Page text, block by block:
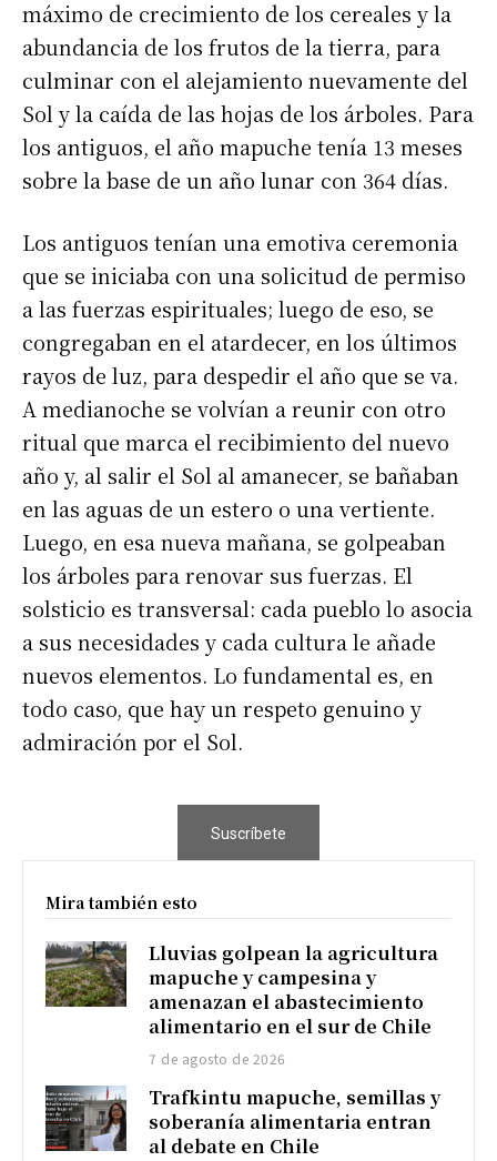
máximo de crecimiento de los cereales y la
abundancia de los frutos de la tierra, para
culminar con el alejamiento nuevamente del
Sol y la caída de las hojas de los árboles. Para
los antiguos, el año mapuche tenía 13 meses
sobre la base de un año lunar con 364 días.
Los antiguos tenían una emotiva ceremonia
que se iniciaba con una solicitud de permiso
a las fuerzas espirituales; luego de eso, se
congregaban en el atardecer, en los últimos
rayos de luz, para despedir el año que se va.
A medianoche se volvían a reunir con otro
ritual que marca el recibimiento del nuevo
año y, al salir el Sol al amanecer, se bañaban
en las aguas de un estero o una vertiente.
Luego, en esa nueva mañana, se golpeaban
los árboles para renovar sus fuerzas. El
solsticio es transversal: cada pueblo lo asocia
a sus necesidades y cada cultura le añade
nuevos elementos. Lo fundamental es, en
todo caso, que hay un respeto genuino y
admiración por el Sol.
Suscríbete
Mira también esto
Lluvias golpean la agricultura
mapuche y campesina y
amenazan el abastecimiento
alimentario en el sur de Chile
7 de agosto de 2026
Trafkintu mapuche, semillas y
soberanía alimentaria entran
al debate en Chile